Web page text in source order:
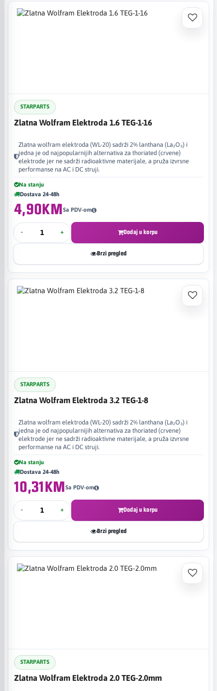
STARPARTS
Zlatna Wolfram Elektroda 1.6 TEG-1-16
Zlatna wolfram elektroda (WL-20) sadrži 2% lanthana (La₂O₃) i
jedna je od najpopularnijih alternativa za thoriated (crvene)
elektrode jer ne sadrži radioaktivne materijale, a pruža izvrsne
performanse na AC i DC struji.
Na stanju
Dostava 24-48h
4,90KMSa PDV-om
- + Dodaj u korpu
Brzi pregled
STARPARTS
Zlatna Wolfram Elektroda 3.2 TEG-1-8
Zlatna wolfram elektroda (WL-20) sadrži 2% lanthana (La₂O₃) i
jedna je od najpopularnijih alternativa za thoriated (crvene)
elektrode jer ne sadrži radioaktivne materijale, a pruža izvrsne
performanse na AC i DC struji.
Na stanju
Dostava 24-48h
10,31KMSa PDV-om
- + Dodaj u korpu
Brzi pregled
STARPARTS
Zlatna Wolfram Elektroda 2.0 TEG-2.0mm